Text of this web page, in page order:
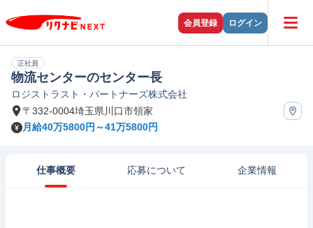
会員登録 ログイン
正社員
物流センターのセンター長
ロジストラスト・パートナーズ株式会社
〒332-0004埼玉県川口市領家
月給40万5800円～41万5800円
仕事概要 応募について 企業情報